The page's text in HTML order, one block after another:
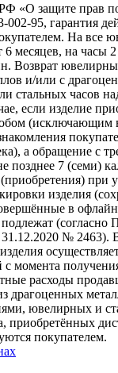
«О защите прав
95, гарантия
На все
6 месяцев, на часы
Возврат
и/или с
стальных часов
если изделие
(исключающим
а обращение с
позднее 7 (семи)
при
изделия
в
(согласно
№ 2463).
с момента
расходы
драгоценных
ювелирных и
приобретённых
покупателем.